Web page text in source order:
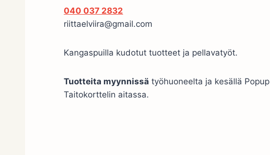
040 037 2832
riittaelviira@gmail.com
Kangaspuilla kudotut tuotteet ja pellavatyöt.
Tuotteita myynnissä työhuoneelta ja kesällä Popup
Taitokorttelin aitassa.